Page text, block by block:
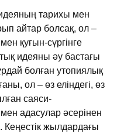
тарихы мен
айтар болсақ, ол –
қуғын-сүргiнге
идеяны әу бастағы
болған утопиялық
ол – өз елiндегi, өз
саяси-
адасулар әсерiнен
Кеңестiк жылдардағы